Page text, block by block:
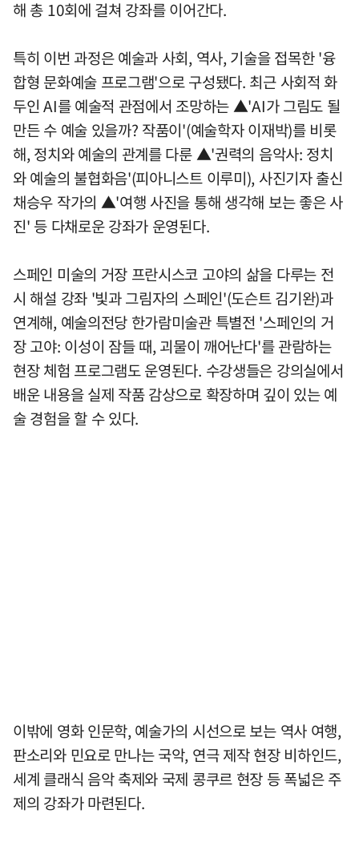
해 총 10회에 걸쳐 강좌를 이어간다.
특히 이번 과정은 예술과 사회, 역사, 기술을 접목한 '융
합형 문화예술 프로그램'으로 구성됐다. 최근 사회적 화
두인 AI를 예술적 관점에서 조망하는 ▲'AI가 그림도 될
만든 수 예술 있을까? 작품이'(예술학자 이재박)를 비롯
해, 정치와 예술의 관계를 다룬 ▲'권력의 음악사: 정치
와 예술의 불협화음'(피아니스트 이루미), 사진기자 출신
채승우 작가의 ▲'여행 사진을 통해 생각해 보는 좋은 사
진' 등 다채로운 강좌가 운영된다.
스페인 미술의 거장 프란시스코 고야의 삶을 다루는 전
시 해설 강좌 '빛과 그림자의 스페인'(도슨트 김기완)과
연계해, 예술의전당 한가람미술관 특별전 '스페인의 거
장 고야: 이성이 잠들 때, 괴물이 깨어난다'를 관람하는
현장 체험 프로그램도 운영된다. 수강생들은 강의실에서
배운 내용을 실제 작품 감상으로 확장하며 깊이 있는 예
술 경험을 할 수 있다.
이밖에 영화 인문학, 예술가의 시선으로 보는 역사 여행,
판소리와 민요로 만나는 국악, 연극 제작 현장 비하인드,
세계 클래식 음악 축제와 국제 콩쿠르 현장 등 폭넓은 주
제의 강좌가 마련된다.